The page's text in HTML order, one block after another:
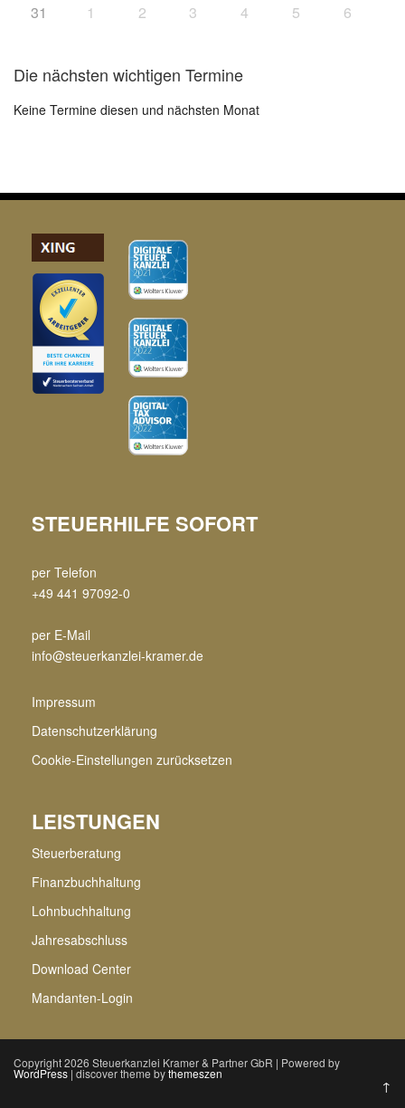
31 1 2 3 4 5 6
Die nächsten wichtigen Termine
Keine Termine diesen und nächsten Monat
STEUERHILFE SOFORT
per Telefon
+49 441 97092-0
per E-Mail
info@steuerkanzlei-kramer.de
Impressum
Datenschutzerklärung
Cookie-Einstellungen zurücksetzen
LEISTUNGEN
Steuerberatung
Finanzbuchhaltung
Lohnbuchhaltung
Jahresabschluss
Download Center
Mandanten-Login
Copyright 2026 Steuerkanzlei Kramer & Partner GbR | Powered by
WordPress | discover theme bythemeszen
↑